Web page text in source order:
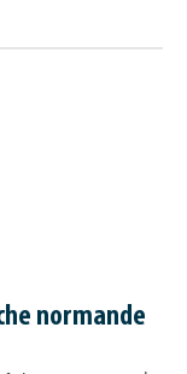
normande